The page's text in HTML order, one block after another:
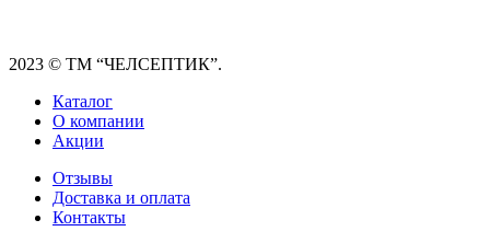
2023 © ТМ “ЧЕЛСЕПТИК”.
Каталог
О компании
Акции
Отзывы
Доставка и оплата
Контакты